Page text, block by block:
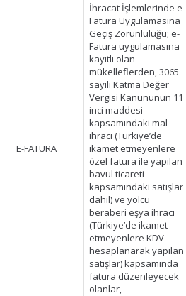
E-FATURA
İhracat İşlemlerinde e-
Fatura Uygulamasına
Geçiş Zorunluluğu; e-
Fatura uygulamasına
kayıtlı olan
mükelleflerden, 3065
sayılı Katma Değer
Vergisi Kanununun 11
inci maddesi
kapsamındaki mal
ihracı (Türkiye’de
ikamet etmeyenlere
özel fatura ile yapılan
bavul ticareti
kapsamındaki satışlar
dahil) ve yolcu
beraberi eşya ihracı
(Türkiye’de ikamet
etmeyenlere KDV
hesaplanarak yapılan
satışlar) kapsamında
fatura düzenleyecek
olanlar,